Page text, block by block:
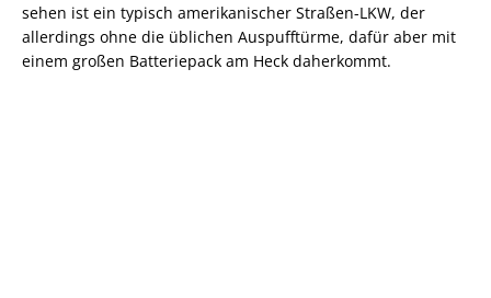
sehen ist ein typisch amerikanischer Straßen-LKW, der
allerdings ohne die üblichen Auspufftürme, dafür aber mit
einem großen Batteriepack am Heck daherkommt.